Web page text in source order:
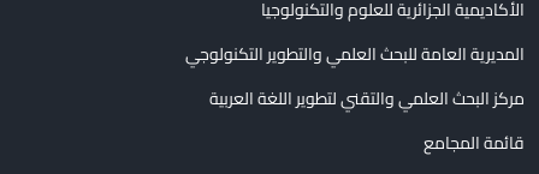
الأكاديمية الجزائرية للعلوم والتكنولوجيا
المديرية العامة للبحث العلمي والتطوير التكنولوجي
مركز البحث العلمي والتقني لتطوير اللغة العربية
قائمة المجامع